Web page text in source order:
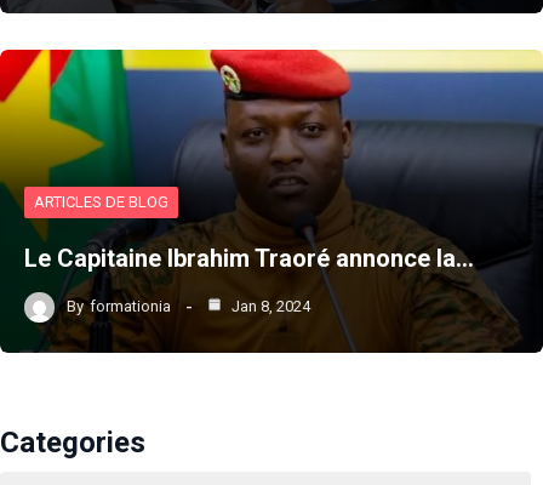
ARTICLES DE BLOG
Le Capitaine Ibrahim Traoré annonce la…
By formationia Jan 8, 2024
Categories